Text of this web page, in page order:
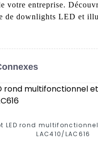
votre entreprise.
de downlights LED et
LED rond
LAC410/LAC616